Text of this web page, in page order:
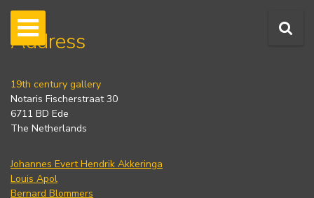
Address
19th century gallery
Notaris Fischerstraat 30
6711 BD Ede
The Netherlands
Johannes Evert Hendrik Akkeringa
Louis Apol
Bernard Blommers